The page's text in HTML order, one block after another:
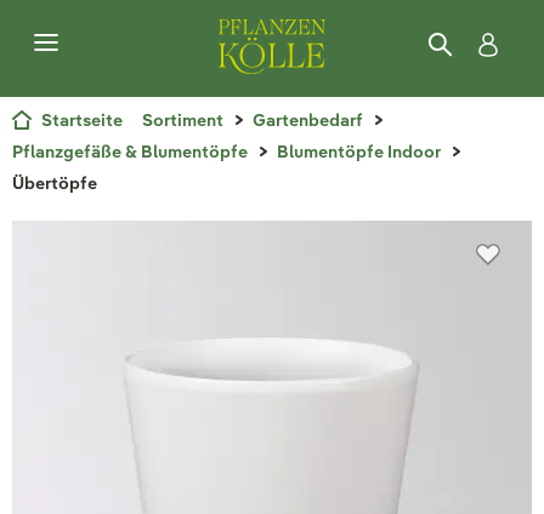
Startseite Sortiment
Gartenbedarf
Pflanzgefäße & Blumentöpfe
Blumentöpfe Indoor
Übertöpfe